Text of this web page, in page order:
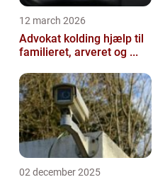
12 march 2026
Advokat kolding hjælp til
familieret, arveret og ...
02 december 2025